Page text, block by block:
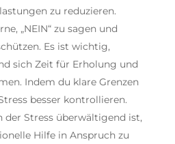
zu reduzieren.
„NEIN“ zu sagen und
Es ist wichtig,
sich Zeit für Erholung und
Indem du klare Grenzen
besser kontrollieren.
der Stress überwältigend ist,
Hilfe in Anspruch zu